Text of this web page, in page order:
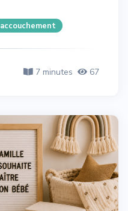
accouchement
7 minutes 67